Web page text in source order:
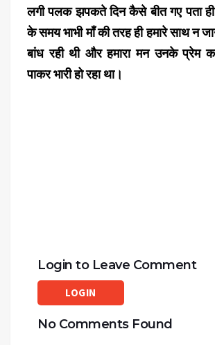
लगी पलक झपकते दिन कैसे बीत गए पता ही
के समय भाभी मॉं की तरह ही हमारे साथ न
बांध रही थी और हमारा मन उनके प्रेम
पाकर भारी हो रहा था।
Login to Leave Comment
LOGIN
No Comments Found